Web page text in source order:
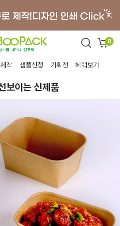
0
작 샘플신청 기획전 혜택보기
보이는 신제품